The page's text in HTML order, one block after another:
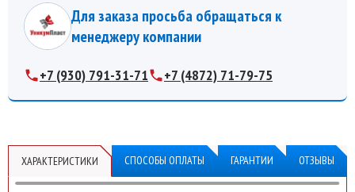
Для заказа просьба обращаться к
менеджеру компании
+7 (930) 791-31-71 +7 (4872) 71-79-75
ХАРАКТЕРИСТИКИ СПОСОБЫ ОПЛАТЫ ГАРАНТИИ ОТЗЫВЫ